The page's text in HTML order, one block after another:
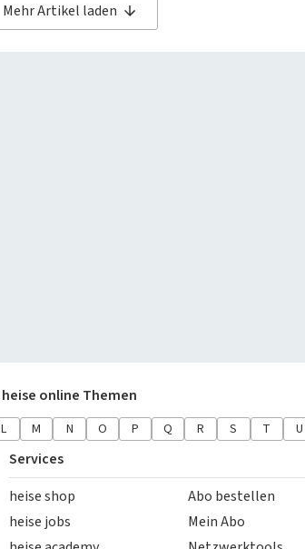
Mehr Artikel laden
heise online Themen
L M N O P Q R S T U
Services
heise shop
heise jobs
Abo bestellen
Mein Abo